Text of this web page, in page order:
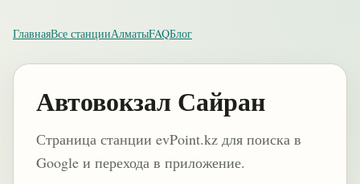
ГлавнаяВсе станцииАлматыFAQБлог
Автовокзал Сайран
Страница станции evPoint.kz для поиска в
Google и перехода в приложение.